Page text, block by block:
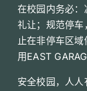
在校园内务必
礼让；规范停
止在非停车区
用EAST
安全校园，人人